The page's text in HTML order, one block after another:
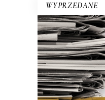
WYPRZEDANE
Jak zauważa